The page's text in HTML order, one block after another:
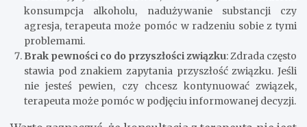
konsumpcja alkoholu, nadużywanie substancji czy
agresja, terapeuta może pomóc w radzeniu sobie z tymi
problemami.
Brak pewności co do przyszłości związku: Zdrada często
stawia pod znakiem zapytania przyszłość związku. Jeśli
nie jesteś pewien, czy chcesz kontynuować związek,
terapeuta może pomóc w podjęciu informowanej decyzji.